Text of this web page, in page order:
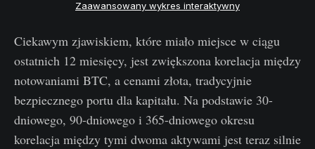
Zaawansowany wykres interaktywny
Ciekawym zjawiskiem, które miało miejsce w ciągu
ostatnich 12 miesięcy, jest zwiększona korelacja między
notowaniami BTC, a cenami złota, tradycyjnie
bezpiecznego portu dla kapitału. Na podstawie 30-
dniowego, 90-dniowego i 365-dniowego okresu
korelacja między tymi dwoma aktywami jest teraz silnie